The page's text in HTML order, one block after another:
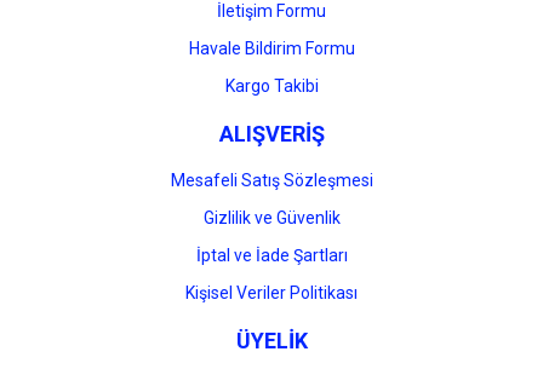
Gönder
İletişim Formu
Havale Bildirim Formu
Kargo Takibi
ALIŞVERİŞ
Mesafeli Satış Sözleşmesi
Gizlilik ve Güvenlik
İptal ve İade Şartları
Kişisel Veriler Politikası
ÜYELİK